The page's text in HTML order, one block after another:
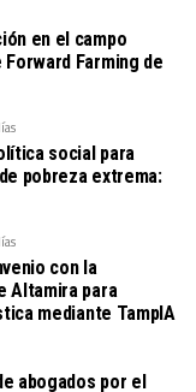
en el campo
Farming de
social para
pobreza extrema:
con la
Altamira para
mediante TampIA
abogados por el